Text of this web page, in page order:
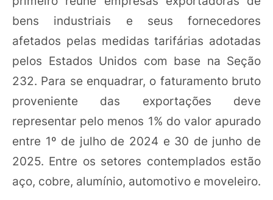
bens industriais e seus fornecedores
afetados pelas medidas tarifárias adotadas
pelos Estados Unidos com base na Seção
232. Para se enquadrar, o faturamento bruto
proveniente das exportações deve
representar pelo menos 1% do valor apurado
entre 1º de julho de 2024 e 30 de junho de
2025. Entre os setores contemplados estão
aço, cobre, alumínio, automotivo e moveleiro.